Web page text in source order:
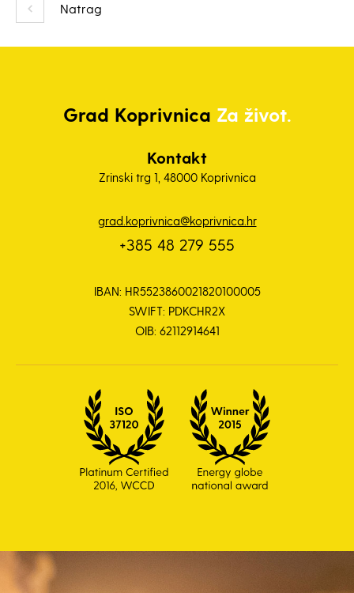
Natrag
Grad Koprivnica Za život.
Kontakt
Zrinski trg 1, 48000 Koprivnica
grad.koprivnica@koprivnica.hr
+385 48 279 555
IBAN: HR5523860021820100005
SWIFT: PDKCHR2X
OIB: 62112914641